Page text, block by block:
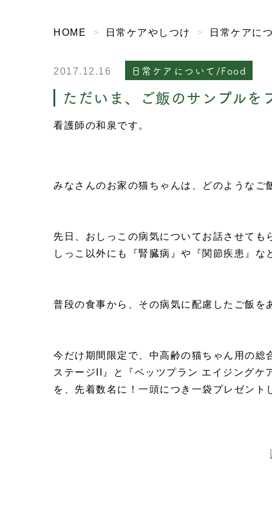
HOME 日常ケアやしつけ 日常ケアに
2017.12.16 日常ケアについて/Food
ただいま、ご飯のサンプルを
看護師の和泉です。
みなさんのお家の猫ちゃんは、どのようなご
先日、おしっこの病気についてお話させて
しっこ以外にも『腎臓病 』や『関節疾患 』な
普段の食事から、その病気に配慮したご飯を
今だけ期間限定 で、中高齢の猫ちゃん用の総
ステージII』と『ベッツプラン エイジング
を、 先着数名 に！ 一頭につき一袋プレゼント